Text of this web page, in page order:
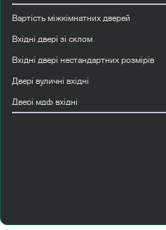
Вартість міжкімнатних дверей
Вхідні двері зі склом
Вхідні двері нестандартних розмірів
Двері вуличні вхідні
Двері мдф вхідні
Міжкімнатні двері шпоновані